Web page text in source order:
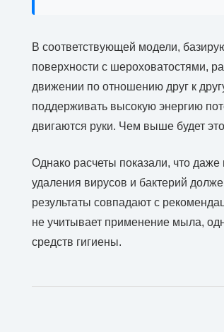
В соответствующей модели,
поверхности с шероховатостями,
движении по отношению друг к
поддерживать высокую энергию
двигаются руки. Чем выше будет
Однако расчеты показали, что
удаления вирусов и бактерий
результаты совпадают с
не учитывает применение мыла,
средств гигиены.